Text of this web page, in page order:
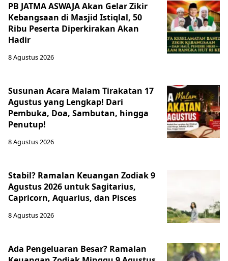
PB JATMA ASWAJA Akan Gelar Zikir
Kebangsaan di Masjid Istiqlal, 50
Ribu Peserta Diperkirakan Akan
Hadir
8 Agustus 2026
Susunan Acara Malam Tirakatan 17
Agustus yang Lengkap! Dari
Pembuka, Doa, Sambutan, hingga
Penutup!
8 Agustus 2026
Stabil? Ramalan Keuangan Zodiak 9
Agustus 2026 untuk Sagitarius,
Capricorn, Aquarius, dan Pisces
8 Agustus 2026
Ada Pengeluaran Besar? Ramalan